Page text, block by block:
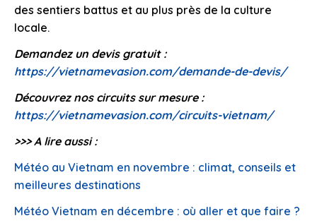
des sentiers battus et au plus près de la culture
locale.
Demandez un devis gratuit :
https://vietnamevasion.com/demande-de-devis/
Découvrez nos circuits sur mesure :
https://vietnamevasion.com/circuits-vietnam/
>>> A lire aussi :
Météo au Vietnam en novembre : climat, conseils et
meilleures destinations
Météo Vietnam en décembre : où aller et que faire ?